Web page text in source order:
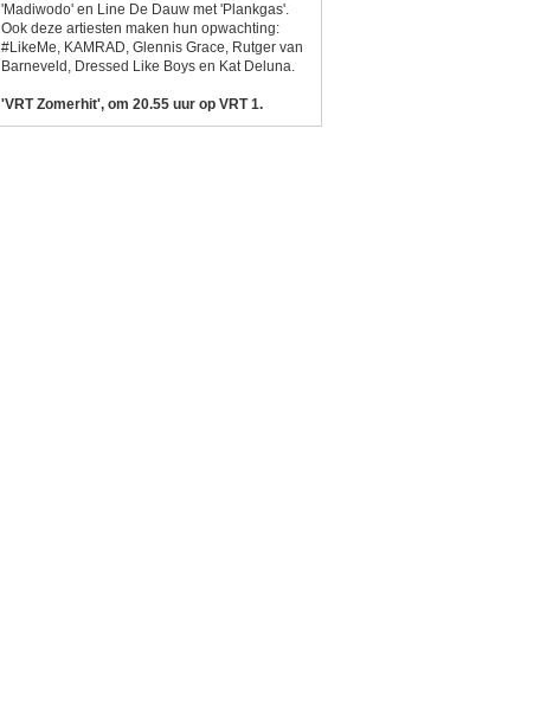
'Madiwodo' en Line De Dauw met 'Plankgas'.
Ook deze artiesten maken hun opwachting:
#LikeMe, KAMRAD, Glennis Grace, Rutger van
Barneveld, Dressed Like Boys en Kat Deluna.
'VRT Zomerhit', om 20.55 uur op VRT 1.